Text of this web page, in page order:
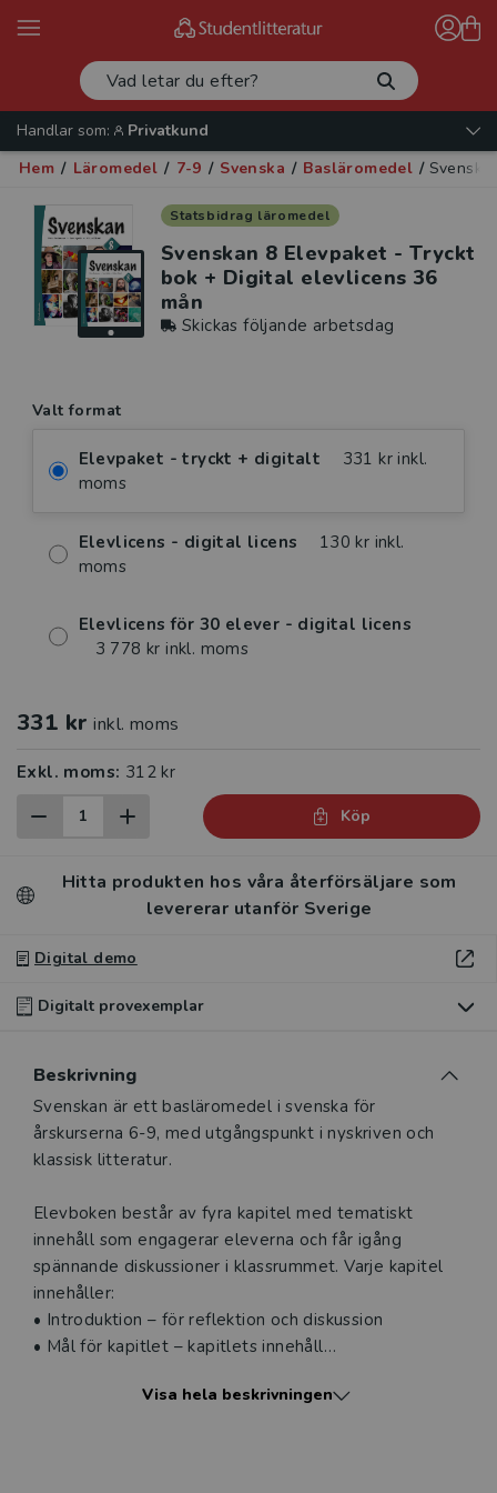
Handlar som:
Privatkund
Hem / Läromedel / 7-9 / Svenska / Basläromedel /
Statsbidrag läromedel
Svenskan 8 Elevpaket - Tryckt
bok + Digital elevlicens 36
mån
Skickas följande arbetsdag
Valt format
Elevpaket - tryckt + digitalt
331 kr inkl.
moms
Elevlicens - digital licens
130 kr inkl.
moms
Elevlicens för 30 elever - digital licens
3 778 kr inkl. moms
331 kr inkl. moms
Exkl. moms: 312 kr
Köp
Hitta produkten hos våra återförsäljare som
levererar utanför Sverige
Digital demo
Digitalt provexemplar
digitalt provexemplar av den här produkten.
Ett digitalt provexemplar ger dig tillgång till det digitala
läromedlet där den digitala boken ingår under tre
relevanta produkter för din undervisning (nivå och ämne)
och dig som är verksam i Sverige.Du kan naturligtvis alltid
kontakta vår kundserviceom du önskar ytterligare
information eller har frågor om produkten.
Den här produkten kan beställas av lärare i grundskola
Beskrivning
Beskrivning
Svenskan är ett basläromedel i svenska för
årskurserna 6-9, med utgångspunkt i nyskriven och
klassisk litteratur.
Elevboken består av fyra kapitel med tematiskt
innehåll som engagerar eleverna och får igång
spännande diskussioner i klassrummet. Varje kapitel
innehåller:
• Introduktion – för reflektion och diskussion
• Mål för kapitlet – kapitlets innehåll
• Läs – utdrag ur en roman
Visa hela beskrivningen